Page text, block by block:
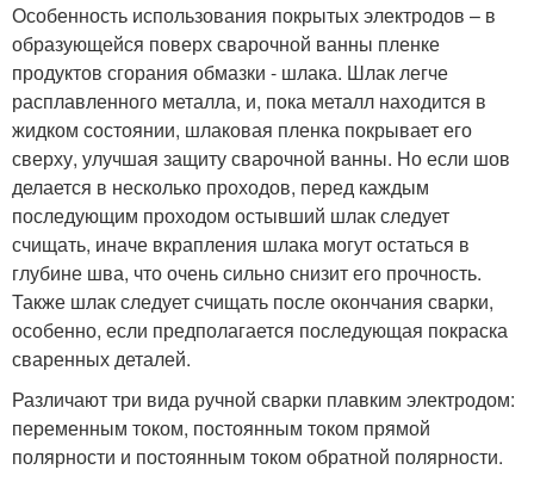
Особенность использования покрытых электродов – в
образующейся поверх сварочной ванны пленке
продуктов сгорания обмазки - шлака. Шлак легче
расплавленного металла, и, пока металл находится в
жидком состоянии, шлаковая пленка покрывает его
сверху, улучшая защиту сварочной ванны. Но если шов
делается в несколько проходов, перед каждым
последующим проходом остывший шлак следует
счищать, иначе вкрапления шлака могут остаться в
глубине шва, что очень сильно снизит его прочность.
Также шлак следует счищать после окончания сварки,
особенно, если предполагается последующая покраска
сваренных деталей.
Различают три вида ручной сварки плавким электродом:
переменным током, постоянным током прямой
полярности и постоянным током обратной полярности.